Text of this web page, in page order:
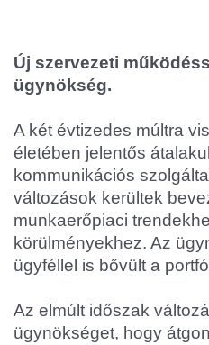
Új szervezeti
ügynökség.
A két évtizedes múltra
életében jelentős
kommunikációs
változások kerültek
munkaerőpiaci
körülményekhez. Az
ügyféllel is bővült a
Az elmúlt időszak
ügynökséget, hogy